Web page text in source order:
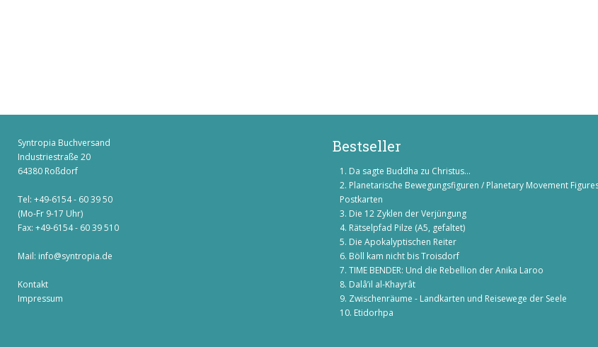
Syntropia Buchversand
Industriestraße 20
64380 Roßdorf
Tel: +49-6154 - 60 39 50
(Mo-Fr 9-17 Uhr)
Fax: +49-6154 - 60 39 510
Mail: info@syntropia.de
Kontakt
Impressum
Bestseller
Da sagte Buddha zu Christus...
Planetarische Bewegungsfiguren / Planetary Movement
Postkarten
Die 12 Zyklen der Verjüngung
Rätselpfad Pilze (A5, gefaltet)
Die Apokalyptischen Reiter
Böll kam nicht bis Troisdorf
TIME BENDER: Und die Rebellion der Anika Laroo
Dalâ’il al-Khayrât
Zwischenräume - Landkarten und Reisewege der Seele
Etidorhpa